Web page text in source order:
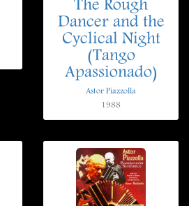
The Rough
Dancer and the
Cyclical Night
(Tango
Apassionado)
Astor Piazzolla
1988